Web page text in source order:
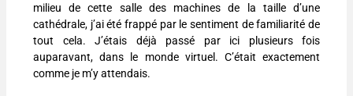
milieu de cette salle des machines de la taille d’une
cathédrale, j’ai été frappé par le sentiment de familiarité de
tout cela. J’étais déjà passé par ici plusieurs fois
auparavant, dans le monde virtuel. C’était exactement
comme je m’y attendais.